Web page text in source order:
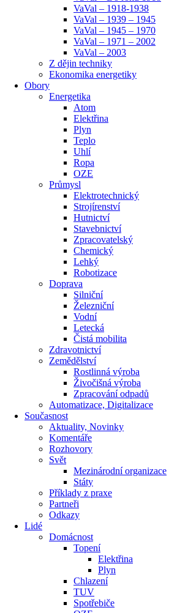
VaVal – 1918-1938
VaVal – 1939 – 1945
VaVal – 1945 – 1970
VaVal – 1971 – 2002
VaVal – 2003
Z dějin techniky
Ekonomika energetiky
Obory
Energetika
Atom
Elektřina
Plyn
Teplo
Uhlí
Ropa
OZE
Průmysl
Elektrotechnický
Strojírenství
Hutnictví
Stavebnictví
Zpracovatelský
Chemický
Lehký
Robotizace
Doprava
Silniční
Železniční
Vodní
Letecká
Čistá mobilita
Zdravotnictví
Zemědělství
Rostlinná výroba
Živočišná výroba
Zpracování odpadů
Automatizace, Digitalizace
Současnost
Aktuality, Novinky
Komentáře
Rozhovory
Svět
Mezinárodní organizace
Státy
Příklady z praxe
Partneři
Odkazy
Lidé
Domácnost
Topení
Elektřina
Plyn
Chlazení
TUV
Spotřebiče